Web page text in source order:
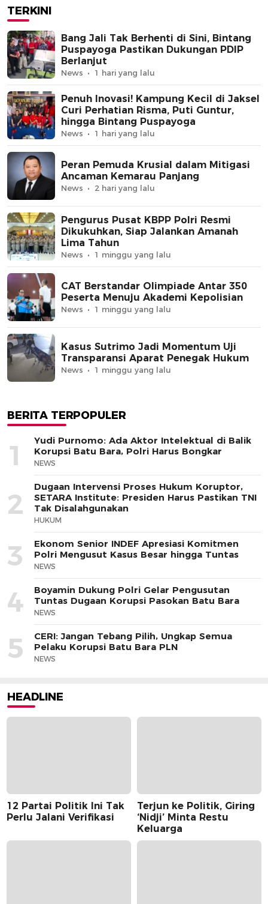
TERKINI
Bang Jali Tak Berhenti di Sini, Bintang
Puspayoga Pastikan Dukungan PDIP
Berlanjut
News 1 hari yang lalu
Penuh Inovasi! Kampung Kecil di Jaksel
Curi Perhatian Risma, Puti Guntur,
hingga Bintang Puspayoga
News 1 hari yang lalu
Peran Pemuda Krusial dalam Mitigasi
Ancaman Kemarau Panjang
News 2 hari yang lalu
Pengurus Pusat KBPP Polri Resmi
Dikukuhkan, Siap Jalankan Amanah
Lima Tahun
News 1 minggu yang lalu
CAT Berstandar Olimpiade Antar 350
Peserta Menuju Akademi Kepolisian
News 1 minggu yang lalu
Kasus Sutrimo Jadi Momentum Uji
Transparansi Aparat Penegak Hukum
News 1 minggu yang lalu
BERITA TERPOPULER
1
Yudi Purnomo: Ada Aktor Intelektual di Balik
Korupsi Batu Bara, Polri Harus Bongkar
NEWS
2
Dugaan Intervensi Proses Hukum Koruptor,
SETARA Institute: Presiden Harus Pastikan TNI
Tak Disalahgunakan
HUKUM
3
Ekonom Senior INDEF Apresiasi Komitmen
Polri Mengusut Kasus Besar hingga Tuntas
NEWS
4
Boyamin Dukung Polri Gelar Pengusutan
Tuntas Dugaan Korupsi Pasokan Batu Bara
NEWS
5
CERI: Jangan Tebang Pilih, Ungkap Semua
Pelaku Korupsi Batu Bara PLN
NEWS
HEADLINE
12 Partai Politik Ini Tak
Perlu Jalani Verifikasi
Terjun ke Politik, Giring
‘Nidji’ Minta Restu
Keluarga